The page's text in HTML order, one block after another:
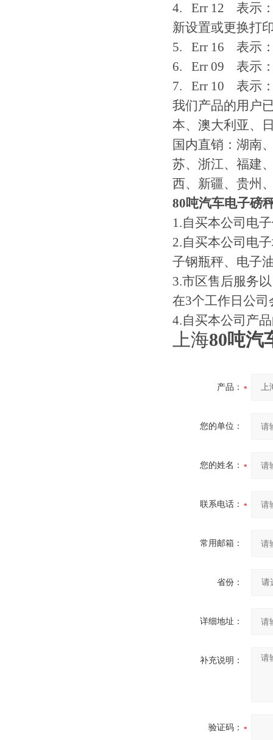
4. Err 12 表示：
新设置或更换打
5. Err 16 表示：
6. Err 09 表示
7. Err 10 表示
我们产品的用户
本、澳大利亚、
国内直销：湖南
苏、浙江、福建
西、新疆、贵州
80吨汽车电子磅
1.自买本公司电
2.自买本公司电
子钢瓶秤、电子
3.市区售后服务
在3个工作日公
4.自买本公司产
上海80吨汽
产品：
您的单位：
您的姓名：
联系电话：
常用邮箱：
省份：
详细地址：
补充说明：
验证码：